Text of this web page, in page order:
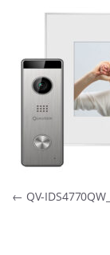
← QV-